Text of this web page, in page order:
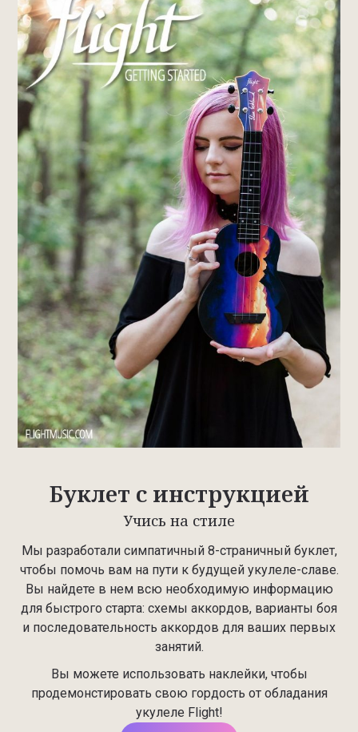
Буклет с инструкцией
Учись на стиле
Мы разработали симпатичный 8-страничный буклет,
чтобы помочь вам на пути к будущей укулеле-славе.
Вы найдете в нем всю необходимую информацию
для быстрого старта: схемы аккордов, варианты боя
и последовательность аккордов для ваших первых
занятий.
Вы можете использовать наклейки, чтобы
продемонстировать свою гордость от обладания
укулеле Flight!